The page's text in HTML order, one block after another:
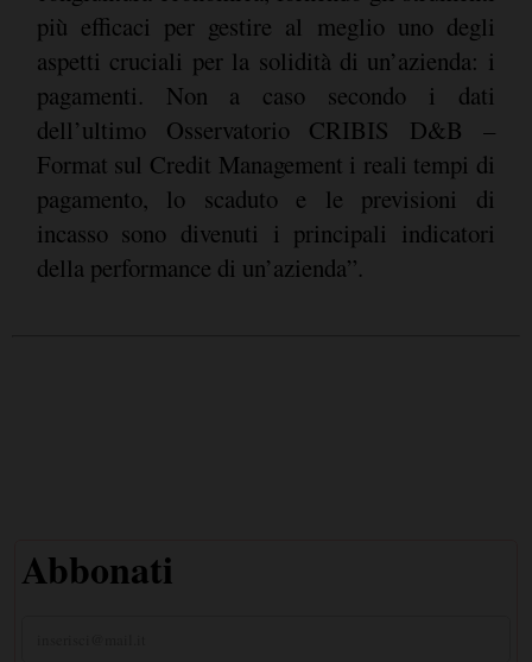
più efficaci per gestire al meglio uno degli
aspetti cruciali per la solidità di un’azienda: i
pagamenti. Non a caso secondo i dati
dell’ultimo Osservatorio CRIBIS D&B –
Format sul Credit Management i reali tempi di
pagamento, lo scaduto e le previsioni di
incasso sono divenuti i principali indicatori
della performance di un’azienda”.